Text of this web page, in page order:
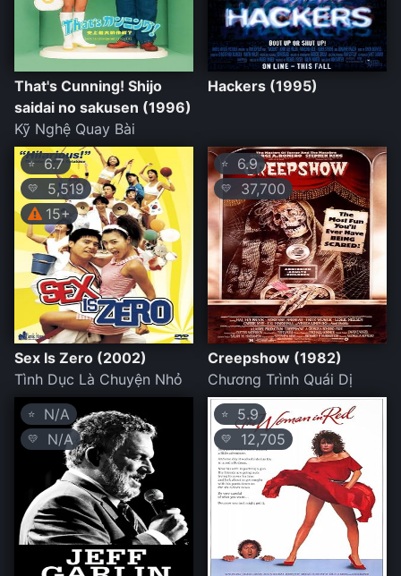
That's Cunning! Shijo
saidai no sakusen (1996)
Kỹ Nghệ Quay Bài
Hackers (1995)
⭐6.7
💛
5,519
15+
Sex Is Zero (2002)
Tình Dục Là Chuyện Nhỏ
⭐ 6.9
💛 37,700
Creepshow (1982)
Chương Trình Quái Dị
⭐ N/A
💛 N/A
⭐ 5.9
💛 12,705